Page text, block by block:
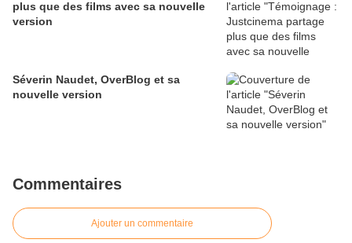
plus que des films avec sa nouvelle
version
Séverin Naudet, OverBlog et sa
nouvelle version
Commentaires
Ajouter un commentaire